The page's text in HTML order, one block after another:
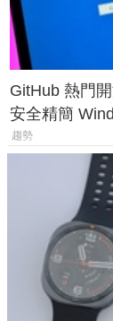
GitHub 熱門
安全精簡
後台追蹤
趨勢